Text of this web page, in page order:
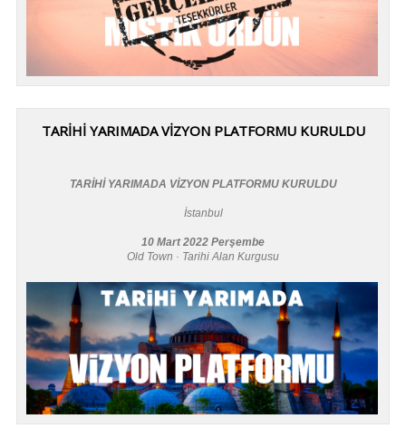
TARİHİ YARIMADA VİZYON PLATFORMU KURULDU
TARİHİ YARIMADA VİZYON PLATFORMU KURULDU
İstanbul
10 Mart 2022 Perşembe
Old Town · Tarihi Alan Kurgusu